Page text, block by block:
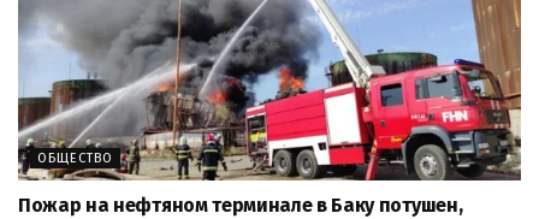
ОБЩЕСТВО
Пожар на нефтяном терминале в Баку потушен,